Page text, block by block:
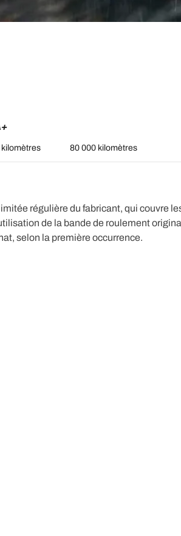
kilomètres 80 000 kilomètres
régulière du fabricant, qui couvre
de la bande de roulement
selon la première occurrence.